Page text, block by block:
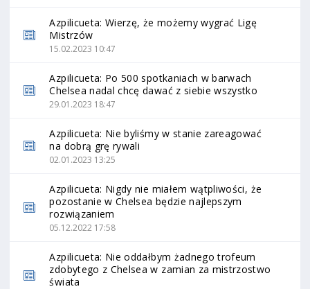
Azpilicueta: Wierzę, że możemy wygrać Ligę
Mistrzów
15.02.2023 10:47
Azpilicueta: Po 500 spotkaniach w barwach
Chelsea nadal chcę dawać z siebie wszystko
29.01.2023 18:47
Azpilicueta: Nie byliśmy w stanie zareagować
na dobrą grę rywali
02.01.2023 13:25
Azpilicueta: Nigdy nie miałem wątpliwości, że
pozostanie w Chelsea będzie najlepszym
rozwiązaniem
05.12.2022 17:58
Azpilicueta: Nie oddałbym żadnego trofeum
zdobytego z Chelsea w zamian za mistrzostwo
świata